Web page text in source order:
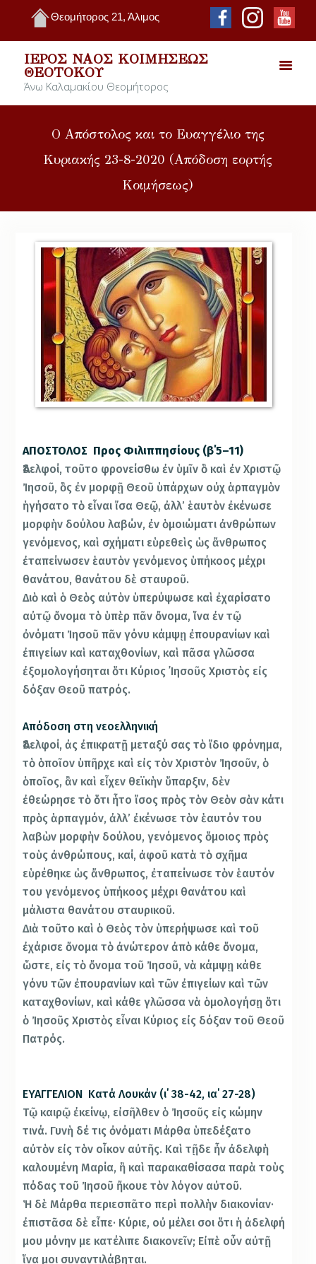
Θεομήτορος 21, Άλιμος
ΙΕΡΌΣ ΝΑΌΣ ΚΟΙΜΉΣΕΩΣ
ΘΕΟΤΌΚΟΥ
Άνω Καλαμακίου Θεομήτορος
Ο Απόστολος και το Ευαγγέλιο της
Κυριακής 23-8-2020 (Απόδοση εορτής
Κοιμήσεως)
ΑΠΟΣΤΟΛΟΣ Προς Φιλιππησίους (β΄5–11)
Ἀδελφοί, τοῦτο φρονείσθω ἐν ὑμῖν ὃ καὶ ἐν Χριστῷ
Ἰησοῦ, ὃς ἐν μορφῇ Θεοῦ ὑπάρχων οὐχ ἁρπαγμὸν
ἡγήσατο τὸ εἶναι ἴσα Θεῷ, ἀλλ’ ἑαυτὸν ἐκένωσε
μορφὴν δούλου λαβών, ἐν ὁμοιώματι ἀνθρώπων
γενόμενος, καὶ σχήματι εὑρεθεὶς ὡς ἄνθρωπος
ἐταπείνωσεν ἑαυτὸν γενόμενος ὑπήκοος μέχρι
θανάτου, θανάτου δὲ σταυροῦ.
Διὸ καὶ ὁ Θεὸς αὐτὸν ὑπερύψωσε καὶ ἐχαρίσατο
αὐτῷ ὄνομα τὸ ὑπὲρ πᾶν ὄνομα, ἵνα ἐν τῷ
ὀνόματι Ἰησοῦ πᾶν γόνυ κάμψῃ ἐπουρανίων καὶ
ἐπιγείων καὶ καταχθονίων, καὶ πᾶσα γλῶσσα
ἐξομολογήσηται ὅτι Κύριος ᾿Ιησοῦς Χριστὸς εἰς
δόξαν Θεοῦ πατρός.
Απόδοση στη νεοελληνική
Ἀδελφοί, ἀς ἐπικρατῇ μεταξύ σας τὸ ἴδιο φρόνημα,
τὸ ὁποῖον ὑπῆρχε καὶ εἰς τὸν Χριστὸν Ἰησοῦν, ὁ
ὁποῖος, ἂν καὶ εἶχεν θεϊκὴν ὕπαρξιν, δὲν
ἐθεώρησε τὸ ὅτι ἦτο ἴσος πρὸς τὸν Θεὸν σὰν κάτι
πρὸς ἁρπαγμόν, ἀλλ’ ἐκένωσε τὸν ἑαυτόν του
λαβὼν μορφὴν δούλου, γενόμενος ὅμοιος πρὸς
τοὺς ἀνθρώπους, καί, ἀφοῦ κατὰ τὸ σχῆμα
εὑρέθηκε ὡς ἄνθρωπος, ἐταπείνωσε τὸν ἑαυτόν
του γενόμενος ὑπήκοος μέχρι θανάτου καὶ
μάλιστα θανάτου σταυρικοῦ.
Διὰ τοῦτο καὶ ὁ Θεὸς τὸν ὑπερήψωσε καὶ τοῦ
ἐχάρισε ὄνομα τὸ ἀνώτερον ἀπὸ κάθε ὄνομα,
ὥστε, εἰς τὸ ὄνομα τοῦ Ἰησοῦ, νὰ κάμψῃ κάθε
γόνυ τῶν ἐπουρανίων καὶ τῶν ἐπιγείων καὶ τῶν
καταχθονίων, καὶ κάθε γλῶσσα νὰ ὁμολογήσῃ ὅτι
ὁ Ἰησοῦς Χριστὸς εἶναι Κύριος εἰς δόξαν τοῦ Θεοῦ
Πατρός.
ΕΥΑΓΓΕΛΙΟΝ Κατά Λουκάν (ι΄ 38-42, ια΄ 27-28)
Τῷ καιρῷ ἐκείνῳ, εἰσῆλθεν ὁ Ἰησοῦς εἰς κώμην
τινά. Γυνὴ δέ τις ὀνόματι Μάρθα ὑπεδέξατο
αὐτὸν εἰς τὸν οἶκον αὐτῆς. Καὶ τῇδε ἦν ἀδελφὴ
καλουμένη Μαρία, ἣ καὶ παρακαθίσασα παρὰ τοὺς
πόδας τοῦ Ἰησοῦ ἤκουε τὸν λόγον αὐτοῦ.
Ἡ δὲ Μάρθα περιεσπᾶτο περὶ πολλὴν διακονίαν·
ἐπιστᾶσα δὲ εἶπε· Κύριε, οὐ μέλει σοι ὅτι ἡ ἀδελφή
μου μόνην με κατέλιπε διακονεῖν; Εἰπὲ οὖν αὐτῇ
ἵνα μοι συναντιλάβηται.